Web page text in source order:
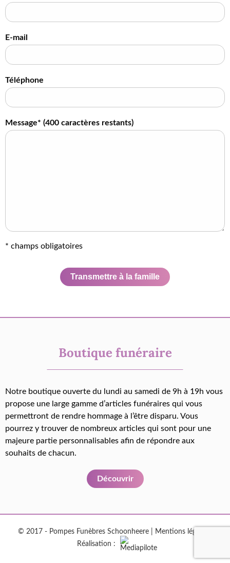
E-mail
Téléphone
Message* (400 caractères restants)
* champs obligatoires
Transmettre à la famille
Boutique funéraire
Notre boutique ouverte du lundi au samedi de 9h à 19h vous
propose une large gamme d’articles funéraires qui vous
permettront de rendre hommage à l’être disparu. Vous
pourrez y trouver de nombreux articles qui sont pour une
majeure partie personnalisables afin de répondre aux
souhaits de chacun.
Découvrir
© 2017 - Pompes Funèbres Schoonheere | Mentions légales
Réalisation :